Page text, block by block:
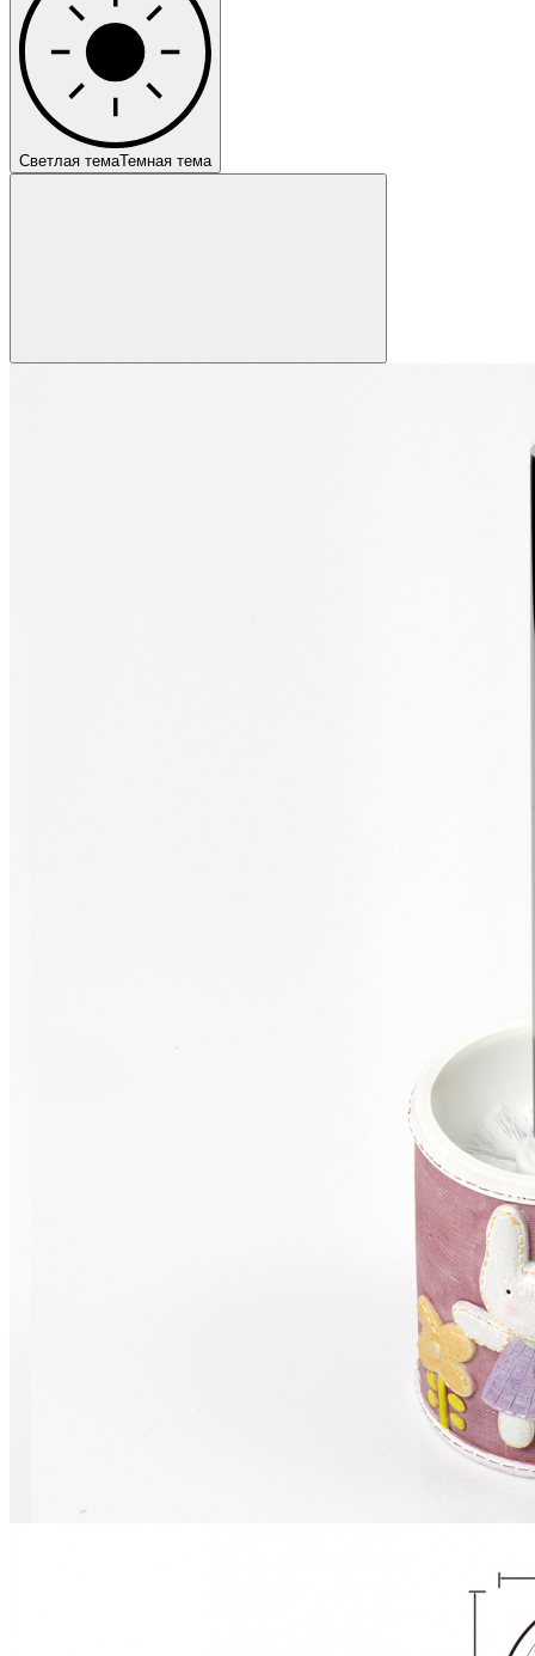
Светлая темаТемная тема